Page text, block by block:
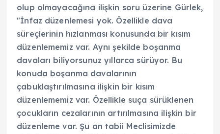
olup olmayacağına ilişkin soru üzerine Gürlek,
"İnfaz düzenlemesi yok. Özellikle dava
süreçlerinin hızlanması konusunda bir kısım
düzenlememiz var. Aynı şekilde boşanma
davaları biliyorsunuz yıllarca sürüyor. Bu
konuda boşanma davalarının
çabuklaştırılmasına ilişkin bir kısım
düzenlememiz var. Özellikle suça sürüklenen
çocukların cezalarının artırılmasına ilişkin bir
düzenleme var. Şu an tabii Meclisimizde